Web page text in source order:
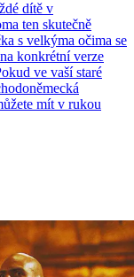
dítě v
ten skutečně
s velkýma očima se
konkrétní verze
ve vaší staré
mít v rukou